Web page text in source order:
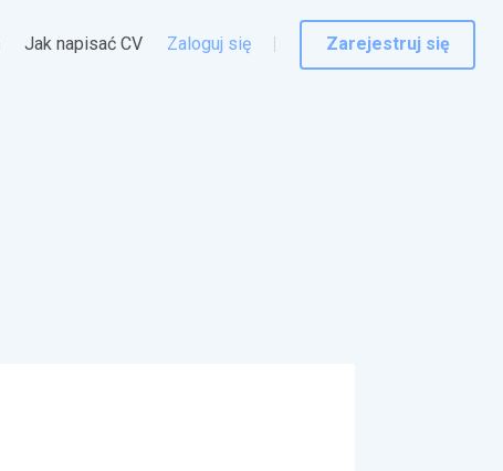
Jak napisać CV Zaloguj się Zarejestruj się